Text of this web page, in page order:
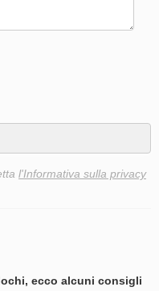
l'Informativa sulla privacy
ecco alcuni consigli